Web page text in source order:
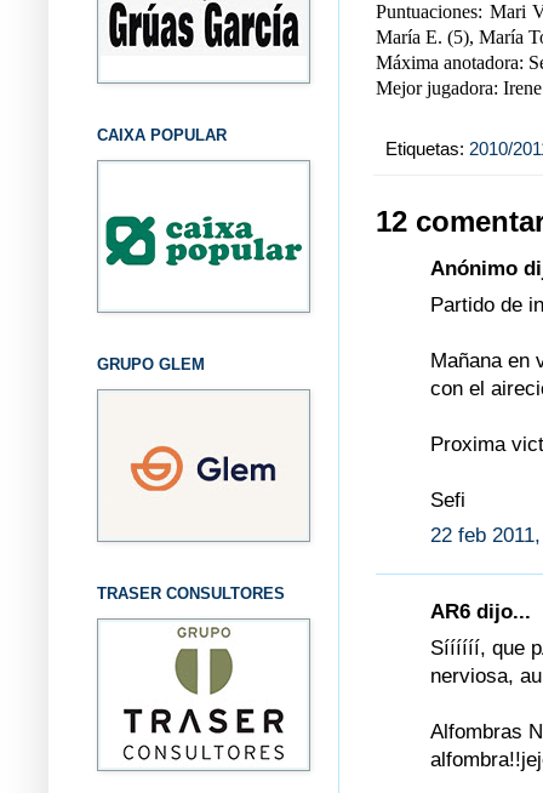
Puntuaciones: Mari
María E. (5), María
Máxima anotadora:
Mejor jugadora:
Etiquetas: 2010/
12
Anónimo
Partido de
Mañana en
con el
Proxima
Sefi
22 feb
AR6 dijo...
Síííííí, que
nerviosa,
Alfombras
CAIXA POPULAR
GRUPO GLEM
TRASER CONSULTORES